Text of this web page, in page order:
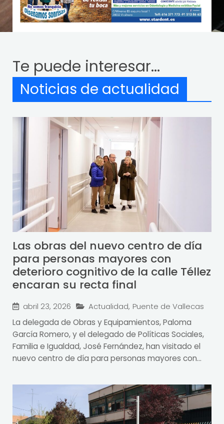
Te puede interesar...
Noticias de actualidad
Las obras del nuevo centro de día
para personas mayores con
deterioro cognitivo de la calle Téllez
encaran su recta final
abril 23, 2026 Actualidad, Puente de Vallecas
La delegada de Obras y Equipamientos, Paloma
García Romero, y el delegado de Políticas Sociales,
Familia e Igualdad, José Fernández, han visitado el
nuevo centro de día para personas mayores con...